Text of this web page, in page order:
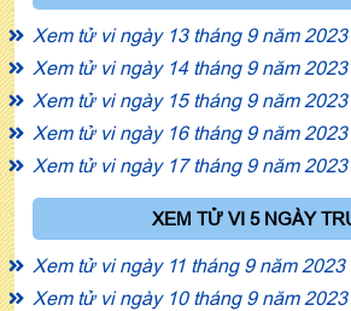
Xem tử vi ngày 13 tháng 9 năm 2023
Xem tử vi ngày 14 tháng 9 năm 2023
Xem tử vi ngày 15 tháng 9 năm 2023
Xem tử vi ngày 16 tháng 9 năm 2023
Xem tử vi ngày 17 tháng 9 năm 2023
XEM TỬ VI 5 NGÀY
Xem tử vi ngày 11 tháng 9 năm 2023
Xem tử vi ngày 10 tháng 9 năm 2023